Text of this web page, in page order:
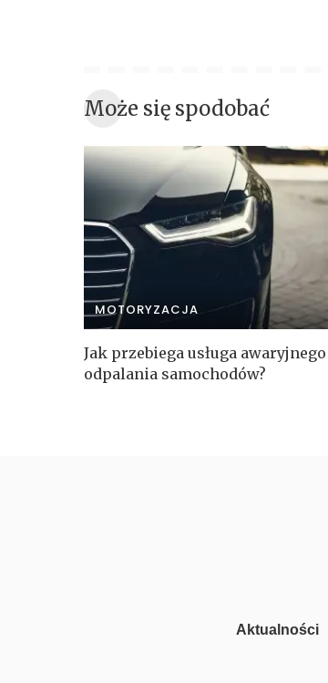
Może się spodobać
MOTORYZACJA
Jak przebiega usługa awaryjnego
odpalania samochodów?
Aktualności